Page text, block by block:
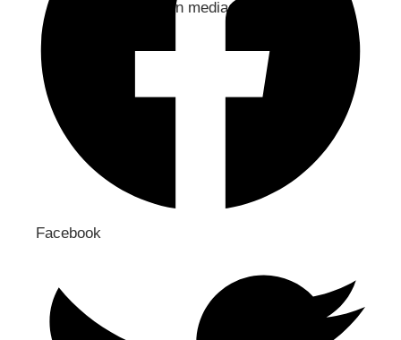
Jaa sosiaaliseen mediaan
Facebook